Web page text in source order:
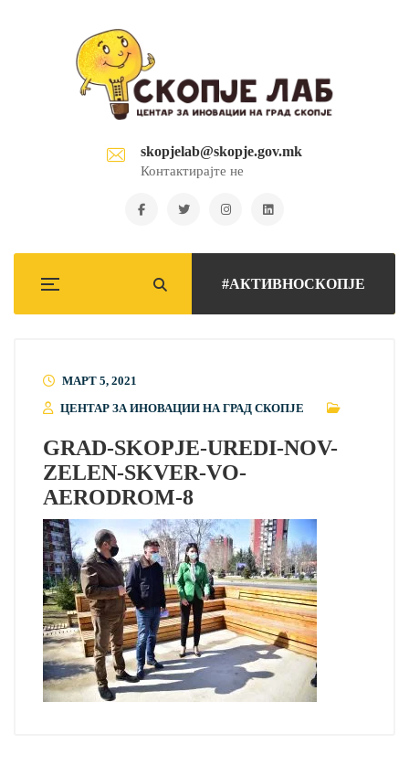
skopjelab@skopje.gov.mk
Контактирајте не
#АКТИВНОСКОПЈЕ
МАРТ 5, 2021
ЦЕНТАР ЗА ИНОВАЦИИ НА ГРАД СКОПЈЕ
GRAD-SKOPJE-UREDI-NOV-
ZELEN-SKVER-VO-
AERODROM-8